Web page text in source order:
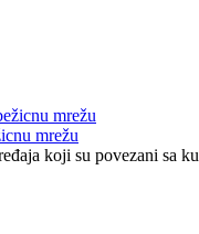
mrežu
koji su povezani sa